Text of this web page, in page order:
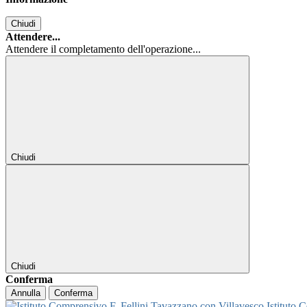
Chiudi
Attendere...
Attendere il completamento dell'operazione...
Chiudi
Chiudi
Conferma
Annulla Conferma